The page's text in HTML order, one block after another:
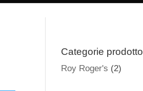
Categorie prodotto
Roy Roger's (2)